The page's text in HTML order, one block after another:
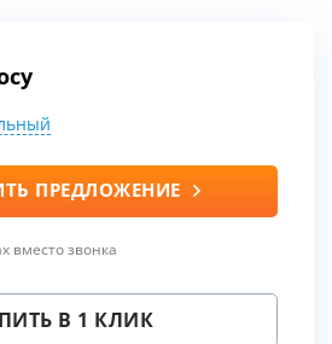
ПРЕДЛОЖЕНИЕ
вместо звонка
В 1 КЛИК